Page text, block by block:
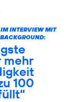
INTERVIEW MIT
mehr
100